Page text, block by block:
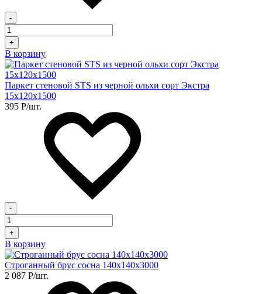
-
+
В корзину
Паркет стеновой STS из черной ольхи сорт Экстра
15х120х1500
395 Р/шт.
-
+
В корзину
Строганный брус сосна 140х140х3000
2 087 Р/шт.